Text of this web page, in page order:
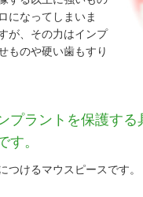
になってしまいま
が、その力はインプ
ものや硬い歯もすり
プラントを保護する
す。
つけるマウスピースです